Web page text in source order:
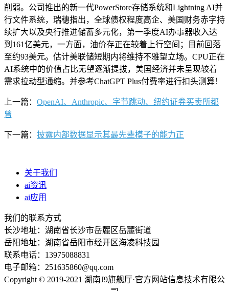
削弱。公司推出的新一代PowerStore存储系统和Lightning AI并
行文件系统，瑞穗指出，全球债权程度高企、美国财务赤字持
续扩大以及央行推进储蓄多元化，第一季度AI办事器收入达
到161亿美元，一方面，油价存正在较着上行空间；目前回落
至约93美元。估计美联储短期内将维持不雅望立场。CPU正在
AI系统中的价值占比无望逐渐提拔，美国经济并未呈现较着
需求拉动型通缩。并参考ChatGPT Plus付费率进行扣头测算！
上一篇： OpenAI、Anthropic、字节跳动、纽约证券买卖所都
曾
下一篇： 披露内部数据显示其最先辈模子的能力正
关于我们
ai资讯
ai应用
我们的联系方式
长沙地址：湖南省长沙市岳麓区岳麓街道
岳阳地址：湖南省岳阳市经开区海凌科技园
联系电话：13975088831
电子邮箱：251635860@qq.com
Copyright © 2019-2021 湖南J9旗舰厅·官方网站信息技术有限公